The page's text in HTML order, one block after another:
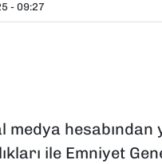
- 09:27
hesabından
ile Emniyet